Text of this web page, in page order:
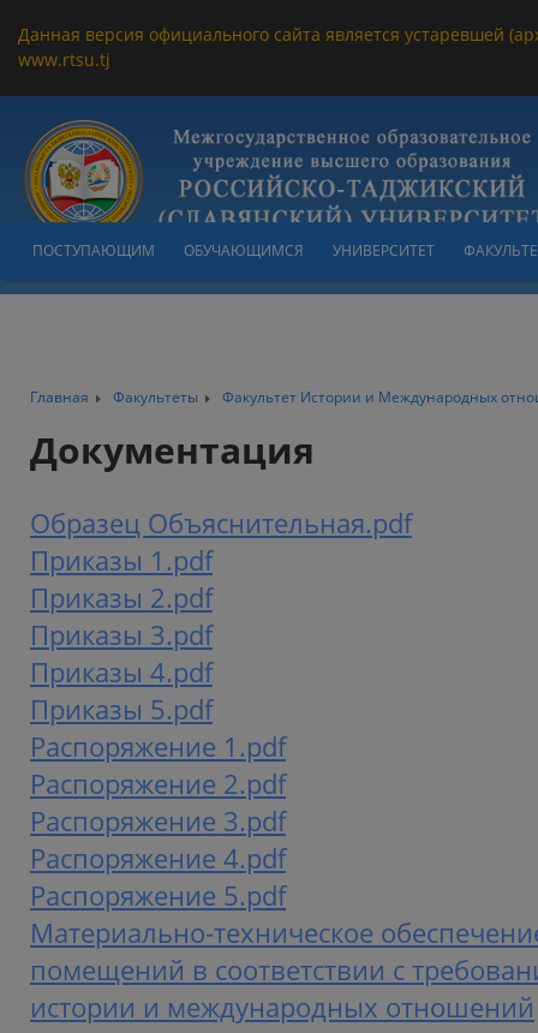
Данная версия официального сайта является устаревшей
www.rtsu.tj
ПОСТУПАЮЩИМ ОБУЧАЮЩИМСЯ УНИВЕРСИТЕТ
Главная Факультеты Факультет Истории и Международных
Документация
Образец Объяснительная.pdf
Приказы 1.pdf
Приказы 2.pdf
Приказы 3.pdf
Приказы 4.pdf
Приказы 5.pdf
Распоряжение 1.pdf
Распоряжение 2.pdf
Распоряжение 3.pdf
Распоряжение 4.pdf
Распоряжение 5.pdf
Материально-техническое
помещений в соответствии с
истории и международных отношений